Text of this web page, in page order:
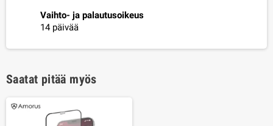
Vaihto- ja palautusoikeus
14 päivää
Saatat pitää myös